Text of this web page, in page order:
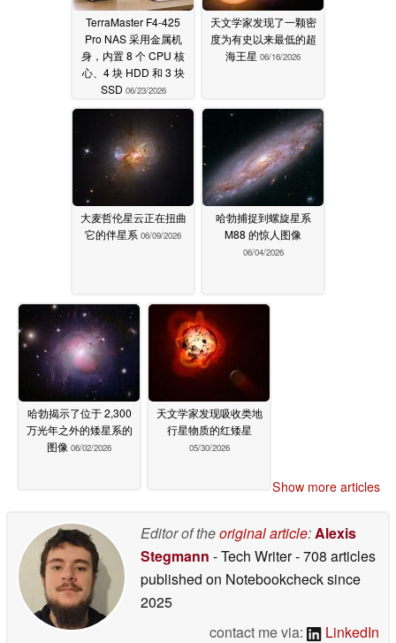
TerraMaster F4-425
Pro NAS 采用金属机
身，内置 8 个 CPU 核
心、4 块 HDD 和 3 块
SSD 06/23/2026
天文学家发现了一颗密
度为有史以来最低的超
海王星 06/16/2026
大麦哲伦星云正在扭曲
它的伴星系 06/09/2026
哈勃捕捉到螺旋星系
M88 的惊人图像
06/04/2026
哈勃揭示了位于 2,300
万光年之外的矮星系的
图像 06/02/2026
天文学家发现吸收类地
行星物质的红矮星
05/30/2026
Show more articles
Editor of theoriginal article:Alexis
Stegmann - Tech Writer- 708 articles
published on Notebookchecksince
2025
contact me via:
LinkedIn